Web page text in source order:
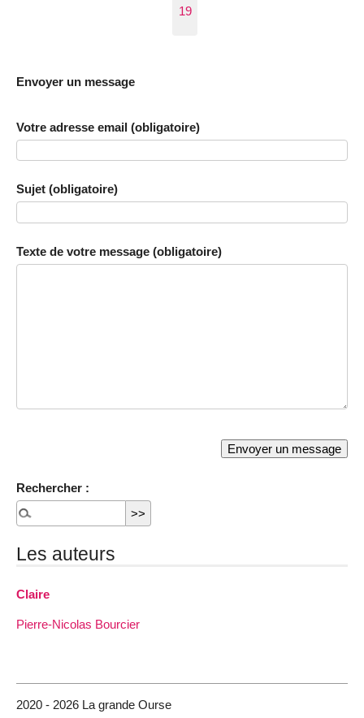
19
Envoyer un message
Votre adresse email (obligatoire)
Sujet (obligatoire)
Texte de votre message (obligatoire)
Rechercher :
Les auteurs
Claire
Pierre-Nicolas Bourcier
2020 - 2026 La grande Ourse